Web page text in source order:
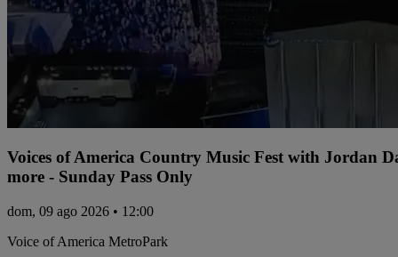
Voices of America Country Music Fest with Jordan
more - Sunday Pass Only
dom, 09 ago 2026 • 12:00
Voice of America MetroPark